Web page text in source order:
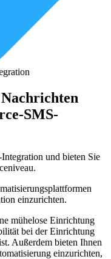
Nachrichten
SMS-
und bieten Sie
einzurichten.
mühelose Einrichtung
bei der Einrichtung
Außerdem bieten Ihnen
einzurichten,